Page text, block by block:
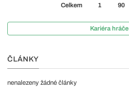
Celkem 1 90
Kariéra hráče
ČLÁNKY
nenalezeny žádné články